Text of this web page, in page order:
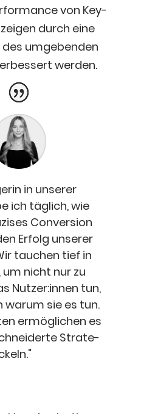
von Key­
durch eine
umge­ben­den
werden.
in unse­rer
ich täg­lich, wie
Con­ver­si­on
Erfolg unse­rer
tau­chen tief in
um nicht nur zu
Nutzer:innen tun,
war­um sie es tun.
ermög­li­chen es
Stra­te­